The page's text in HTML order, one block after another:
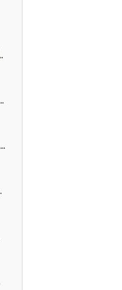
Dogfitness.cz
Dogfitnessky na cvíčo - Kachna s červenou řepou
Dogfitnessky na cvíčo - Zvěřina s jablky
pamlsků